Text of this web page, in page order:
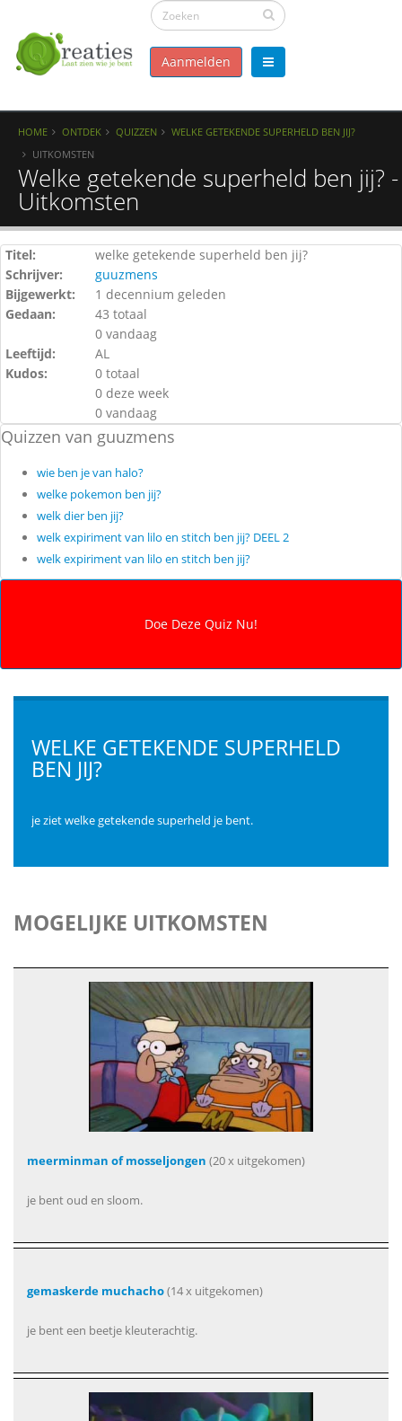
Aanmelden
HOME ONTDEK QUIZZEN
WELKE GETEKENDE SUPERHELD BEN JIJ?
UITKOMSTEN
Welke getekende superheld ben jij? -
Uitkomsten
Titel:
welke getekende superheld ben jij?
Schrijver:
guuzmens
Bijgewerkt:
1 decennium geleden
Gedaan:
43 totaal
0 vandaag
Leeftijd:
AL
Kudos:
0 totaal
0 deze week
0 vandaag
Quizzen van guuzmens
wie ben je van halo?
welke pokemon ben jij?
welk dier ben jij?
welk expiriment van lilo en stitch ben jij? DEEL 2
welk expiriment van lilo en stitch ben jij?
WELKE GETEKENDE SUPERHELD
BEN JIJ?
je ziet welke getekende superheld je bent.
MOGELIJKE UITKOMSTEN
meerminman of mosseljongen (20 x uitgekomen)
je bent oud en sloom.
gemaskerde muchacho(14 x uitgekomen)
je bent een beetje kleuterachtig.